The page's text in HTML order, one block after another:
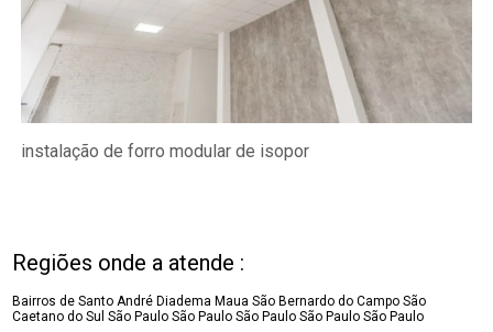
instalação de forro modular de isopor
Regiões onde a atende :
Bairros de Santo André Diadema Maua São Bernardo do Campo São
Caetano do SulSão Paulo São Paulo São Paulo São Paulo São Paulo